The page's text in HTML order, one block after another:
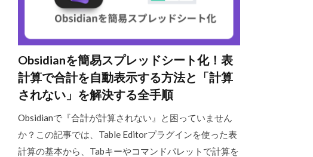
Obsidianを簡易スプレッドシート化！表
計算で合計を自動表示する方法と「計算
されない」を解決する全手順
Obsidianで『合計が計算されない』と困っていません
か？この記事では、Table Editorプラグインを使った表
計算の基本から、Tabキーやコマンドパレットで計算を